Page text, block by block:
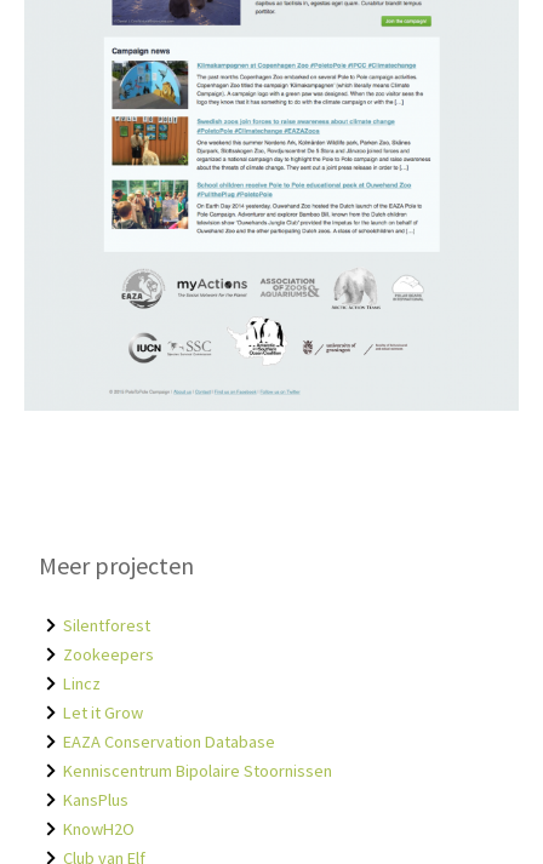
Meer projecten
Silentforest
Zookeepers
Lincz
Let it Grow
EAZA Conservation Database
Kenniscentrum Bipolaire Stoornissen
KansPlus
KnowH2O
Club van Elf